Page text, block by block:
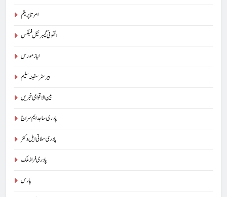
امرتا پریتم
انتھونی گیبرئیل فیلکس
ایاز مورس
بیرسٹرسفینہ سلیم
بین الاقوامی خبریں
پادری ساجد ایم سراج
پادری سلاتی ایل وکٹر
پادری فراز ملک
پارس